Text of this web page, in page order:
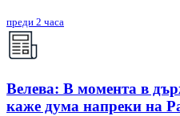
преди 2 часа
Велева: В момента в
каже дума напреки на